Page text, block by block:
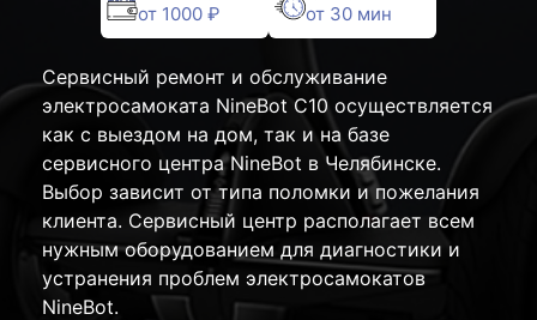
от 1000 ₽ от 30 мин
Сервисный ремонт и обслуживание
электросамоката NineBot С10 осуществляется
как с выездом на дом, так и на базе
сервисного центра NineBot в Челябинске.
Выбор зависит от типа поломки и пожелания
клиента. Сервисный центр располагает всем
нужным оборудованием для диагностики и
устранения проблем электросамокатов
NineBot.